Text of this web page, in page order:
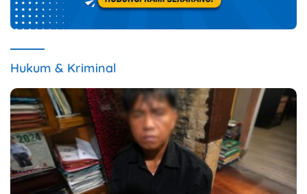
Hukum & Kriminal